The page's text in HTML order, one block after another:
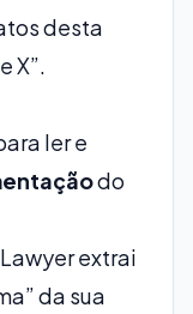
desta
X”.
ler e
do
extrai
da sua